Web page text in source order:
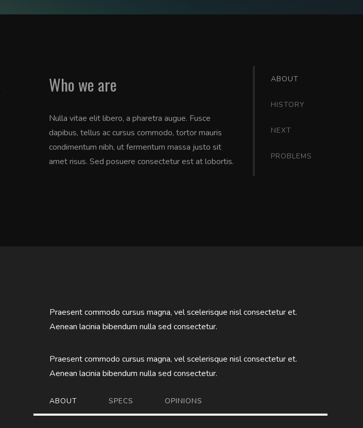
Who we are
Nulla vitae elit libero, a pharetra augue. Fusce
dapibus, tellus ac cursus commodo, tortor mauris
condimentum nibh, ut fermentum massa justo sit
amet risus. Sed posuere consectetur est at lobortis.
ABOUT
HISTORY
NEXT
PROBLEMS
Praesent commodo cursus magna, vel scelerisque nisl consectetur et.
Aenean lacinia bibendum nulla sed consectetur.
Praesent commodo cursus magna, vel scelerisque nisl consectetur et.
Aenean lacinia bibendum nulla sed consectetur.
ABOUT SPECS OPINIONS